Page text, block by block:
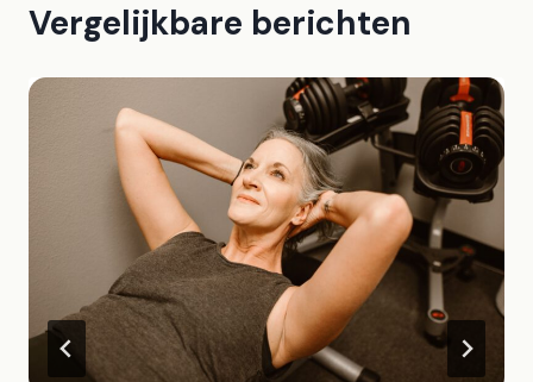
Vergelijkbare berichten